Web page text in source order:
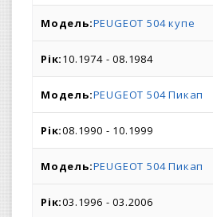
PEUGEOT 504 купе
10.1974 - 08.1984
PEUGEOT 504 Пикап
08.1990 - 10.1999
PEUGEOT 504 Пикап
03.1996 - 03.2006